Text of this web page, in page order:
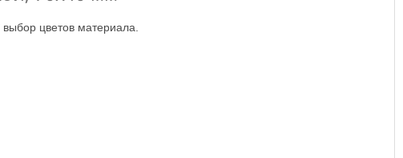
цветов материала.